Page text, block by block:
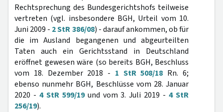
Rechtsprechung des Bundesgerichtshofs teilweise
vertreten (vgl. insbesondere BGH, Urteil vom 10.
Juni 2009 - 2 StR 386/08) - darauf ankommen, ob für
die im Ausland begangenen und abgeurteilten
Taten auch ein Gerichtsstand in Deutschland
eröffnet gewesen wäre (so bereits BGH, Beschluss
vom 18. Dezember 2018 - 1 StR 508/18 Rn. 6;
ebenso nunmehr BGH, Beschlüsse vom 28. Januar
2020 - 4 StR 599/19und vom 3. Juli 2019 -4 StR
256/19).